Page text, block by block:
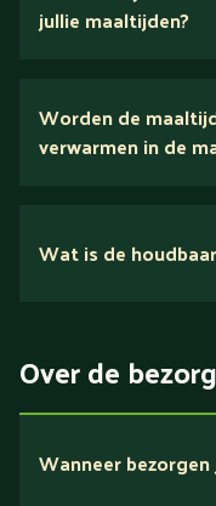
Verlaagd in
Verlaagd in zout
jullie maaltijden?
Worden de
verwarmen in de
Wat is de
Over de
Wanneer